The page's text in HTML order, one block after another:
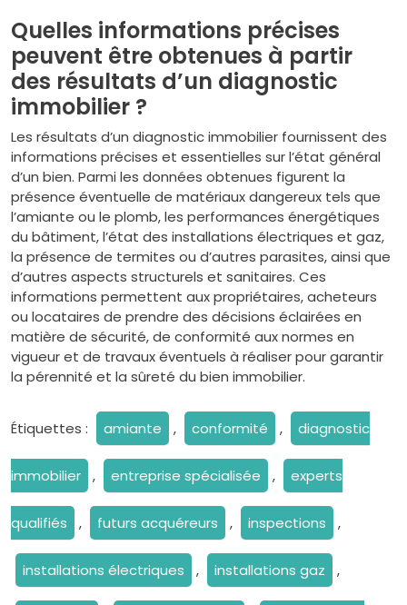
Quelles informations précises
peuvent être obtenues à partir
des résultats d’un diagnostic
immobilier ?
Les résultats d’un diagnostic immobilier fournissent des
informations précises et essentielles sur l’état général
d’un bien. Parmi les données obtenues figurent la
présence éventuelle de matériaux dangereux tels que
l’amiante ou le plomb, les performances énergétiques
du bâtiment, l’état des installations électriques et gaz,
la présence de termites ou d’autres parasites, ainsi que
d’autres aspects structurels et sanitaires. Ces
informations permettent aux propriétaires, acheteurs
ou locataires de prendre des décisions éclairées en
matière de sécurité, de conformité aux normes en
vigueur et de travaux éventuels à réaliser pour garantir
la pérennité et la sûreté du bien immobilier.
Étiquettes : amiante , conformité , diagnostic
immobilier , entreprise spécialisée , experts
qualifiés , futurs acquéreurs , inspections ,
installations électriques , installations gaz ,